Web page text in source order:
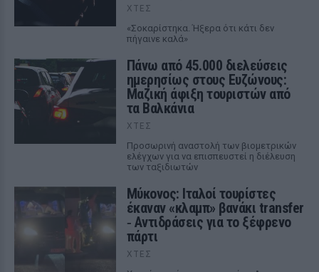
ΧΤΕΣ
«Σοκαρίστηκα. Ήξερα ότι κάτι δεν
πήγαινε καλά»
Πάνω από 45.000 διελεύσεις
ημερησίως στους Ευζώνους:
Μαζική άφιξη τουριστών από
τα Βαλκάνια
ΧΤΕΣ
Προσωρινή αναστολή των βιομετρικών
ελέγχων για να επισπευστεί η διέλευση
των ταξιδιωτών
Μύκονος: Ιταλοί τουρίστες
έκαναν «κλαμπ» βανάκι transfer
‑ Αντιδράσεις για το ξέφρενο
πάρτι
ΧΤΕΣ